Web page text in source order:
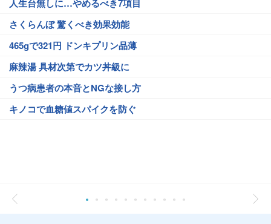
人生台無しに…やめるべき7項目
さくらんぼ 驚くべき効果効能
465gで321円 ドンキプリン品薄
麻辣湯 具材次第でカツ丼級に
うつ病患者の本音とNGな接し方
キノコで血糖値スパイクを防ぐ